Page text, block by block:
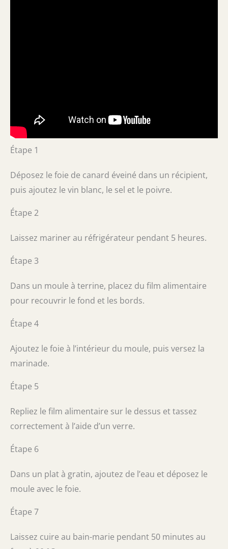
Étape 1
Déposez le foie de canard éveiné dans un récipient,
puis ajoutez le vin blanc, le sel et le poivre.
Étape 2
Laissez mariner au réfrigérateur pendant 5 heures.
Étape 3
Dans un moule à terrine, placez du film alimentaire
pour recouvrir le fond et les bords.
Étape 4
Ajoutez le foie à l’intérieur du moule, puis versez la
marinade.
Étape 5
Repliez le film alimentaire sur le dessus et tassez
correctement à l’aide d’un verre.
Étape 6
Dans un plat à gratin, ajoutez de l’eau et déposez le
moule avec le foie.
Étape 7
Laissez cuire au bain-marie pendant 50 minutes au